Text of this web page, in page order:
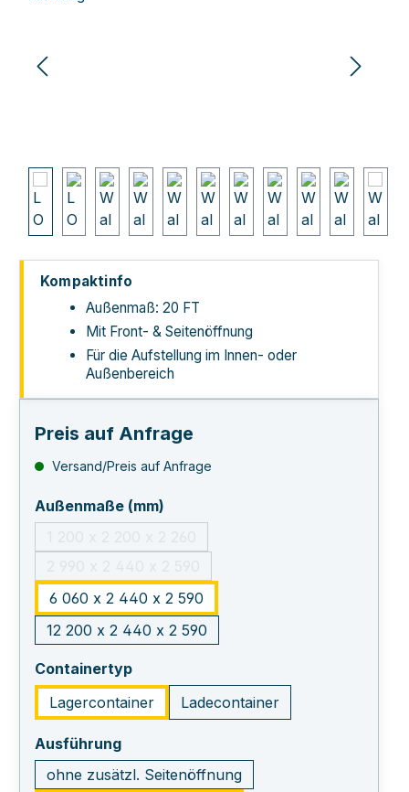
Kompaktinfo
Außenmaß: 20 FT
Mit Front- & Seitenöffnung
Für die Aufstellung im Innen- oder
Außenbereich
Preis auf Anfrage
Versand/Preis auf Anfrage
Außenmaße (mm)
(Diese Option ist zurzeit nicht verfügbar.)
(Diese Option ist zurzeit nicht verfügbar.)
6 060 x 2 440 x 2 590
12 200 x 2 440 x 2 590
Containertypauswählen
Lagercontainer
Ladecontainer
Ausführungauswählen
ohne zusätzl. Seitenöffnung